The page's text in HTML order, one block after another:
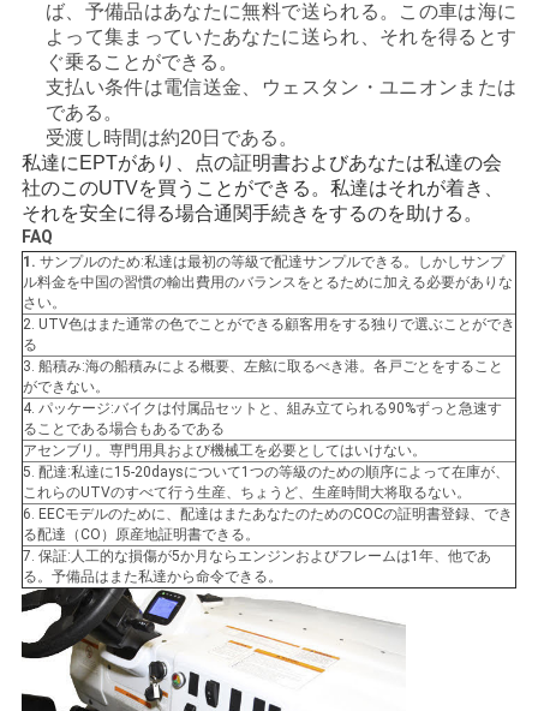
ば、予備品はあなたに無料で送られる。この車は海に
よって集まっていたあなたに送られ、それを得るとす
ぐ乗ることができる。
支払い条件は電信送金、ウェスタン・ユニオンまたは
である。
受渡し時間は約20日である。
私達にEPTがあり、点の証明書およびあなたは私達の会
社のこのUTVを買うことができる。私達はそれが着き、
それを安全に得る場合通関手続きをするのを助ける。
FAQ
1. サンプルのため:私達は最初の等級で配達サンプルできる。しかしサンプ
ル料金を中国の習慣の輸出費用のバランスをとるために加える必要がありな
さい。
2. UTV色はまた通常の色でことができる顧客用をする独りで選ぶことができ
る
3. 船積み:海の船積みによる概要、左舷に取るべき港。各戸ごとをすること
ができない。
4. パッケージ:バイクは付属品セットと、組み立てられる90%ずっと急速す
ることである場合もあるである
アセンブリ。専門用具および機械工を必要としてはいけない。
5. 配達:私達に15-20daysについて1つの等級のための順序によって在庫が、
これらのUTVのすべて行う生産、ちょうど、生産時間大将取るない。
6. EECモデルのために、配達はまたあなたのためのCOCの証明書登録、でき
る配達（CO）原産地証明書できる。
7. 保証:人工的な損傷が5か月ならエンジンおよびフレームは1年、他であ
る。予備品はまた私達から命令できる。